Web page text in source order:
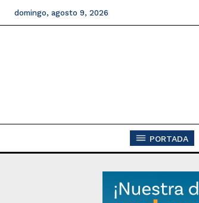
domingo, agosto 9, 2026
PORTADA